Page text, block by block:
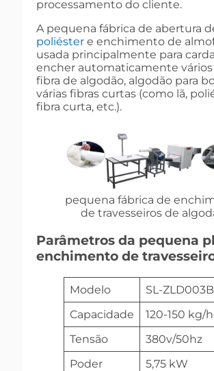
processamento do cliente.
A pequena fábrica de abertura
poliéster e enchimento de
usada principalmente para
encher automaticamente
fibra de algodão, algodão para
várias fibras curtas (como lã,
fibra curta, etc.).
pequena fábrica de
de travesseiros de
Parâmetros da pequena
enchimento de
Modelo SL-
Capacidade
120-150 kg/
Tensão
380v/50hz
Poder
5,75 kW